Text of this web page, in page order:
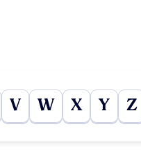
V W X Y Z